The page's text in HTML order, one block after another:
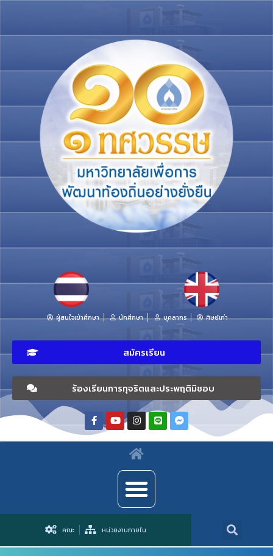
ผู้สนใจเข้าศึกษา นักศึกษา บุคลากร ศิษย์เก่า
สมัครเรียน
ร้องเรียนการทุจริตและประพฤติมิชอบ
คณะ หน่วยงานภายใน